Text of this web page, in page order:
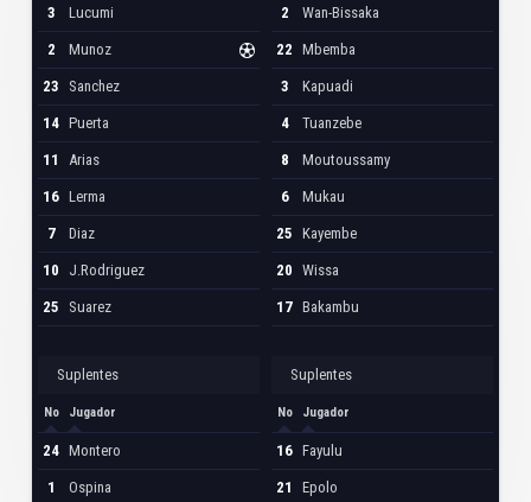
3 Lucumi
2 Munoz
23 Sanchez
14 Puerta
11 Arias
16 Lerma
7 Diaz
10 J.Rodriguez
25 Suarez
Suplentes
No Jugador
24 Montero
1 Ospina
2 Wan-Bissaka
22 Mbemba
3 Kapuadi
4 Tuanzebe
8 Moutoussamy
6 Mukau
25 Kayembe
20 Wissa
17 Bakambu
Suplentes
No Jugador
16 Fayulu
21 Epolo